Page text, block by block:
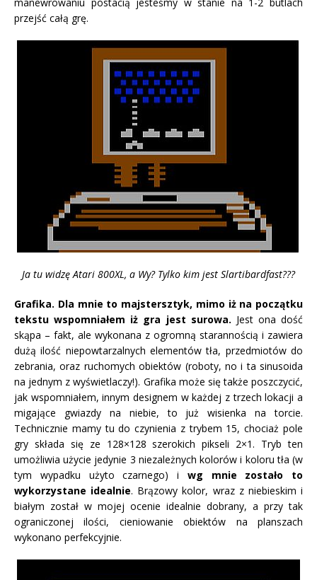
przejść całą grę.
Ja tu widzę Atari 800XL, a Wy? Tylko kim jest Slartibardfast???
Grafika. Dla mnie to majstersztyk, mimo iż na początku
tekstu wspomniałem iż gra jest surowa. Jest ona dość
skąpa – fakt, ale wykonana z ogromną starannością i zawiera
dużą ilość niepowtarzalnych elementów tła, przedmiotów do
zebrania, oraz ruchomych obiektów (roboty, no i ta sinusoida
na jednym z wyświetlaczy!). Grafika może się także poszczycić,
jak wspomniałem, innym designem w każdej z trzech lokacji a
migające gwiazdy na niebie, to już wisienka na torcie.
Technicznie mamy tu do czynienia z trybem 15, chociaż pole
gry składa się ze 128×128 szerokich pikseli 2×1. Tryb ten
umożliwia użycie jedynie 3 niezależnych kolorów i koloru tła (w
tym wypadku użyto czarnego) i wg mnie zostało to
wykorzystane idealnie. Brązowy kolor, wraz z niebieskim i
białym został w mojej ocenie idealnie dobrany, a przy tak
ograniczonej ilości, cieniowanie obiektów na planszach
wykonano perfekcyjnie.